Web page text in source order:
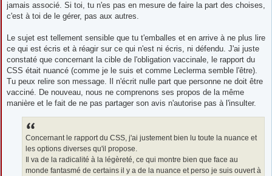
jamais associé. Si toi, tu n'es pas en mesure de faire la part des choises,
c'est à toi de le gérer, pas aux autres.
Le sujet est tellement sensible que tu t'emballes et en arrive à ne plus lire
ce qui est écris et à réagir sur ce qui n'est ni écris, ni défendu. J'ai juste
constaté que concernant la cible de l'obligation vaccinale, le rapport du
CSS était nuancé (comme je le suis et comme Leclerma semble l'être).
Tu peux relire son message. Il n'écrit nulle part que personne ne doit être
vacciné. De nouveau, nous ne comprenons ses propos de la même
manière et le fait de ne pas partager son avis n'autorise pas à l'insulter.
Concernant le rapport du CSS, j'ai justement bien lu toute la nuance et
les options diverses qu'il propose.
Il va de la radicalité à la légèreté, ce qui montre bien que face au
monde fantasmé de certains il y a de la nuance et perso je suis ouvert à